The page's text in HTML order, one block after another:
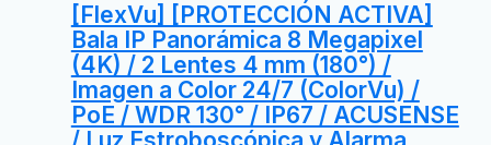
[FlexVu] [PROTECCIÓN ACTIVA]
Bala IP Panorámica 8 Megapixel
(4K) / 2 Lentes 4 mm (180°) /
Imagen a Color 24/7 (ColorVu) /
PoE / WDR 130° / IP67 / ACUSENSE